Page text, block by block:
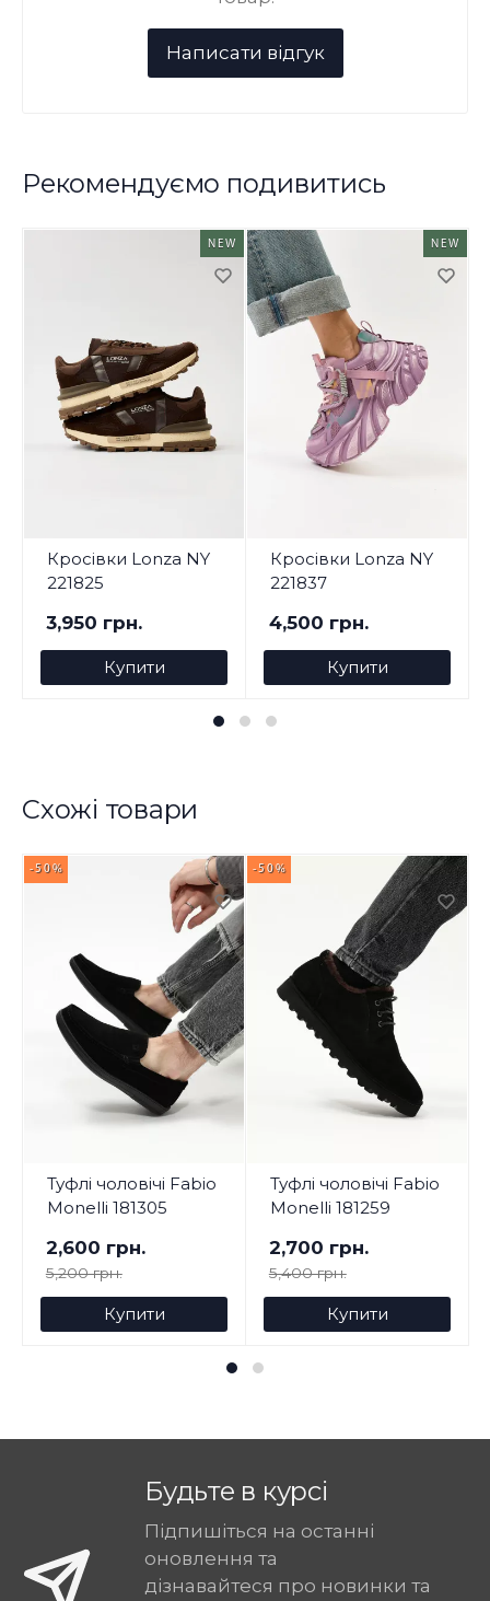
Рекомендуємо подивитись
NEW
Кросівки Lonza NY
221825
3,950 грн.
Купити
NEW
Кросівки Lonza NY
221837
4,500 грн.
Купити
Схожі товари
-50%
Туфлі чоловічі Fabio
Monelli 181305
2,600 грн.
5,200 грн.
Купити
-50%
Туфлі чоловічі Fabio
Monelli 181259
2,700 грн.
5,400 грн.
Купити
Будьте в курсі
Підпишіться на останні
оновлення та
дізнавайтеся про новинки та